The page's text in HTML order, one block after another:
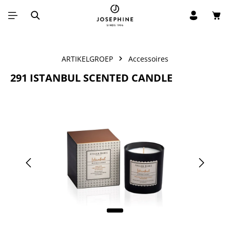
Ga naar de hoofdinhoud
ARTIKELGROEP Accessoires
291 ISTANBUL SCENTED CANDLE